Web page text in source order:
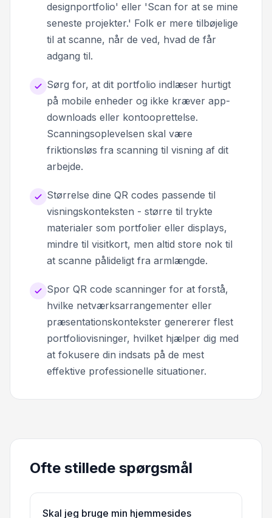
designportfolio' eller 'Scan for at se mine
seneste projekter.' Folk er mere tilbøjelige
til at scanne, når de ved, hvad de får
adgang til.
Sørg for, at dit portfolio indlæser hurtigt
på mobile enheder og ikke kræver app-
downloads eller kontooprettelse.
Scanningsoplevelsen skal være
friktionsløs fra scanning til visning af dit
arbejde.
Størrelse dine QR codes passende til
visningskonteksten - større til trykte
materialer som portfolier eller displays,
mindre til visitkort, men altid store nok til
at scanne pålideligt fra armlængde.
Spor QR code scanninger for at forstå,
hvilke netværksarrangementer eller
præsentationskontekster genererer flest
portfoliovisninger, hvilket hjælper dig med
at fokusere din indsats på de mest
effektive professionelle situationer.
Ofte stillede spørgsmål
Skal jeg bruge min hjemmesides